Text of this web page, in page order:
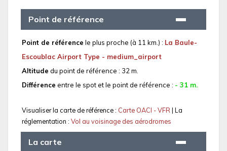
Point de référence
Point de référence le plus proche (à 11 km.) : La Baule-
Escoublac Airport Type - medium_airport
Altitude du point de référence : 32 m.
Différence entre le spot et le point de référence : - 31 m.
Visualiser la carte de référence : Carte OACI - VFR| La
réglementation : Vol au voisinage des aérodromes
La carte